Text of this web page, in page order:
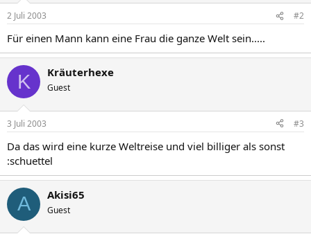
2 Juli 2003 #2
Für einen Mann kann eine Frau die ganze Welt sein.....
K Kräuterhexe
Guest
3 Juli 2003 #3
Da das wird eine kurze Weltreise und viel billiger als sonst
:schuettel
A Akisi65
Guest